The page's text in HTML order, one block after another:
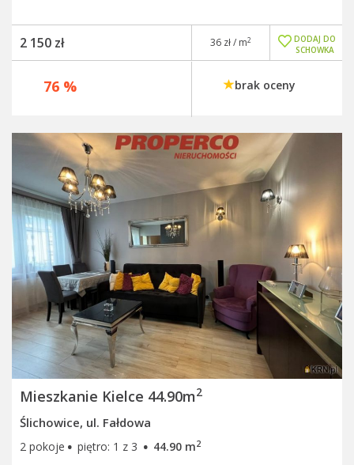
2 150 zł
DODAJ DO
SCHOWKA
36 zł / m2
76 % brak oceny
Mieszkanie Kielce 44.90m2
Ślichowice, ul. Fałdowa
2 pokoje · piętro: 1 z 3 · 44.90 m2